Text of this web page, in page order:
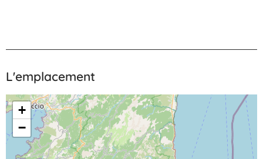
L'emplacement
+
−